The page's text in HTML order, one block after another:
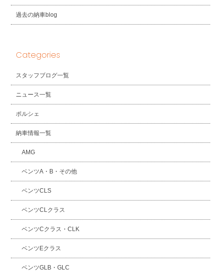
過去の納車blog
Categories
スタッフブログ一覧
ニュース一覧
ポルシェ
納車情報一覧
AMG
ベンツA・B・その他
ベンツCLS
ベンツCLクラス
ベンツCクラス・CLK
ベンツEクラス
ベンツGLB・GLC